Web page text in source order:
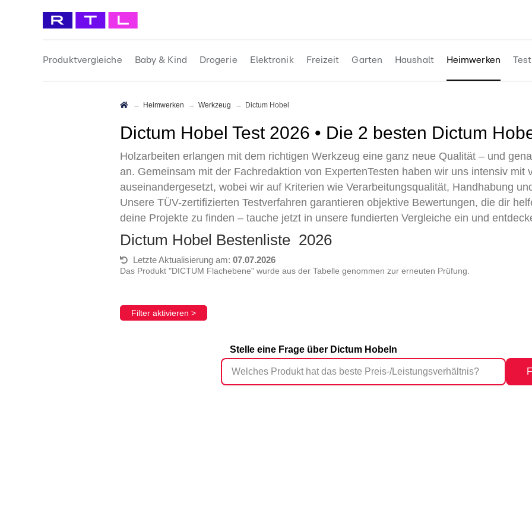
Produktvergleiche Baby & Kind Drogerie Elektronik Freizeit Garten Haushalt Heimwerken
Heimwerken Werkzeug Dictum Hobel
Dictum Hobel Test 2026 • Die 2 besten Dictum
Holzarbeiten erlangen mit dem richtigen Werkzeug eine ganz neue Qualität – und
an. Gemeinsam mit der Fachredaktion von ExpertenTesten haben wir uns intensiv mit
auseinandergesetzt, wobei wir auf Kriterien wie Verarbeitungsqualität, Handhabung
Unsere TÜV-zertifizierten Testverfahren garantieren objektive Bewertungen, die dir
deine Projekte zu finden – tauche jetzt in unsere fundierten Vergleiche ein und
Dictum Hobel Bestenliste 2026
Letzte Aktualisierung am: 07.07.2026
Das Produkt "DICTUM Flachebene" wurde aus der Tabelle genommen zur erneuten Prüfung.
Filter aktivieren >
Stelle eine Frage über Dictum Hobeln